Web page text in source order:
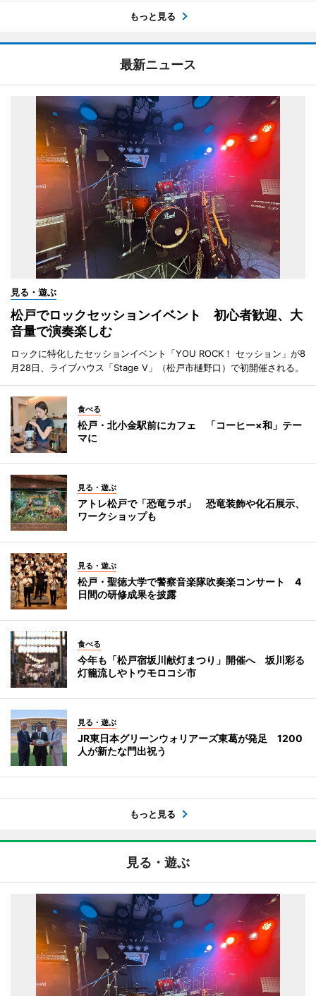
もっと見る
最新ニュース
見る・遊ぶ
松戸でロックセッションイベント 初心者歓迎、大
音量で演奏楽しむ
ロックに特化したセッションイベント「YOU ROCK！ セッション」が8
月28日、ライブハウス「Stage V」（松戸市樋野口）で初開催される。
食べる
松戸・北小金駅前にカフェ 「コーヒー×和」テー
マに
見る・遊ぶ
アトレ松戸で「恐竜ラボ」 恐竜装飾や化石展示、
ワークショップも
見る・遊ぶ
松戸・聖徳大学で警察音楽隊吹奏楽コンサート 4
日間の研修成果を披露
食べる
今年も「松戸宿坂川献灯まつり」開催へ 坂川彩る
灯籠流しやトウモロコシ市
見る・遊ぶ
JR東日本グリーンウォリアーズ東葛が発足 1200
人が新たな門出祝う
もっと見る
見る・遊ぶ